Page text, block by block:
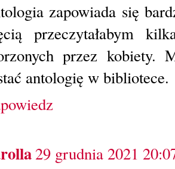
zapowiada się
przeczytałabym
przez kobiety.
antologię w bibliotece.
29 grudnia 2021